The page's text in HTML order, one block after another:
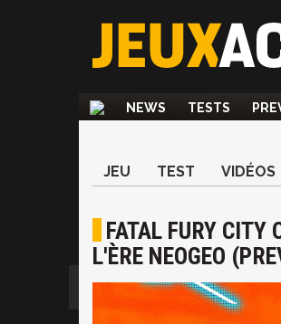
NEWS TESTS
JEU TEST VIDÉOS
FATAL FURY CITY
L'ÈRE NEOGEO